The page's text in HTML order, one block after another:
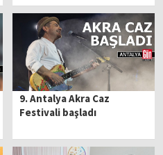
9. Antalya Akra Caz
Festivali başladı